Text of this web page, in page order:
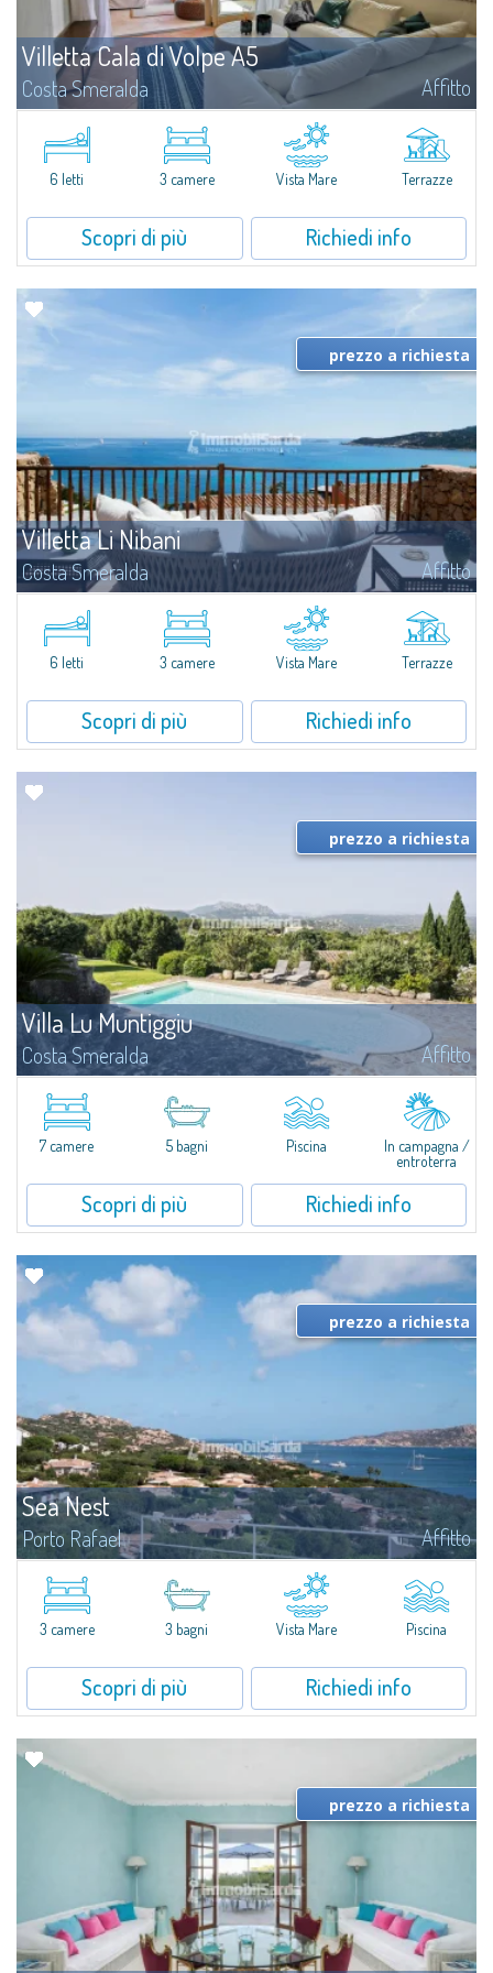
Villetta Cala di Volpe A5
Costa Smeralda Affitto
​Nuova elegante villetta inserita in un complesso residenziale di recente
costruzione a due passi da Porto Cervo, affacciato sulla rinomata baia di
Cala di Volpe, con piscina condominiale, servizi e aree verdi...
6 letti 3 camere Vista Mare Terrazze
Scopri di più Richiedi info
Villetta Li Nibani
Costa Smeralda Affitto
A pochi passi dalla Baia del Piccolo Pevero, Villetta Li Nibani si trova
all'interno di un tranquillo condominio con vista mozzafiato sul mare della
Costa Smeralda, in posizione strategica per raggiungere la spiaggia in...
prezzo a richiesta
6 letti 3 camere Vista Mare Terrazze
Scopri di più Richiedi info
Villa Lu Muntiggiu
Costa Smeralda Affitto
Splendida villa immersa nel verde sulla collina di Mirialveda, a metà strada
fra Capriccioli e San Pantaleo.Villa Lu Muntiggiu è un grande stazzo
completamente rimodernato, in cui gli spazi sono stati ripensati da zero...
prezzo a richiesta
7 camere 5 bagni Piscina
In campagna /
entroterra
Scopri di più Richiedi info
Sea Nest
Porto Rafael Affitto
​Nuova acquisizione: splendida villa con 3 camere da letto e 3 bagni,
arricchita da una piscina privata. Spazi luminosi e ben distribuiti, ideali per
vivere il fascino e la tranquillità di Porto Rafael in un...
prezzo a richiesta
3 camere 3 bagni Vista Mare Piscina
Scopri di più Richiedi info
prezzo a richiesta